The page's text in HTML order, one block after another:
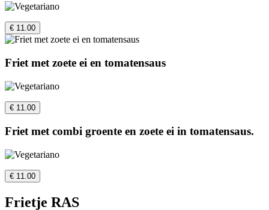
€ 11.00
Friet met zoete ei en tomatensaus
€ 11.00
Friet met combi groente en zoete ei in tomatensaus.
€ 11.00
Frietje RAS